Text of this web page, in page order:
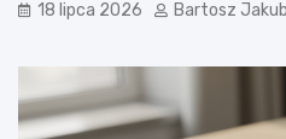
18 lipca 2026 Bartosz